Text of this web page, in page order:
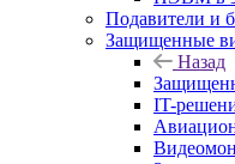
Подавители и
Защищенные
Назад
IT-